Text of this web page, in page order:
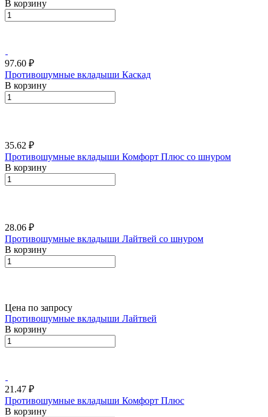
В корзину
97.60 ₽
Противошумные вкладыши Каскад
В корзину
35.62 ₽
Противошумные вкладыши Комфорт Плюс со шнуром
В корзину
28.06 ₽
Противошумные вкладыши Лайтвей со шнуром
В корзину
Цена по запросу
Противошумные вкладыши Лайтвей
В корзину
21.47 ₽
Противошумные вкладыши Комфорт Плюс
В корзину